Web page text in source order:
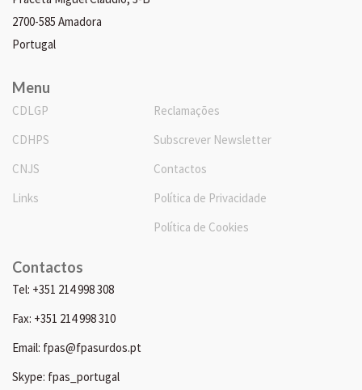
2700-585 Amadora
Portugal
Menu
CDLGP
CDHPS
CNJS
Links
Reclamações
Subscrever Newsletter
Contactos
Política de Privacidade
Política de Cookies
Contactos
Tel: +351 214 998 308
Fax: +351 214 998 310
Email: fpas@fpasurdos.pt
Skype: fpas_portugal